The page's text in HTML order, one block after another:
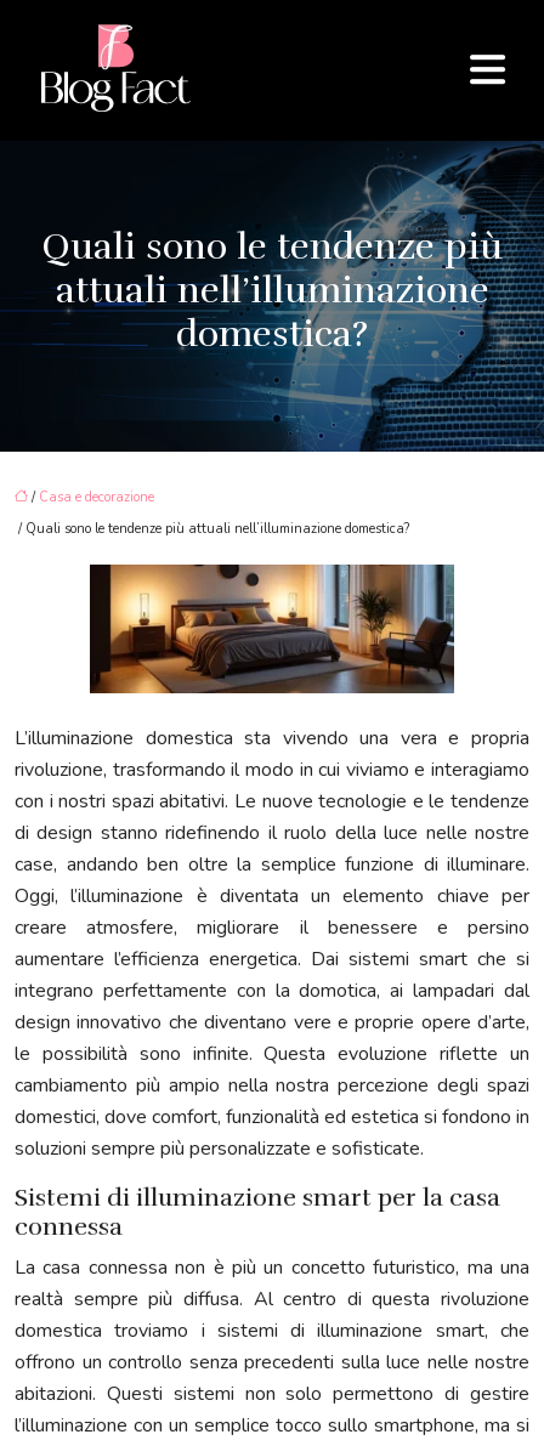
Quali sono le tendenze più
attuali nell’illuminazione
domestica?
/ Casa e decorazione
/ Quali sono le tendenze più attuali nell’illuminazione domestica?
L’illuminazione domestica sta vivendo una vera e propria
rivoluzione, trasformando il modo in cui viviamo e interagiamo
con i nostri spazi abitativi. Le nuove tecnologie e le tendenze
di design stanno ridefinendo il ruolo della luce nelle nostre
case, andando ben oltre la semplice funzione di illuminare.
Oggi, l’illuminazione è diventata un elemento chiave per
creare atmosfere, migliorare il benessere e persino
aumentare l’efficienza energetica. Dai sistemi smart che si
integrano perfettamente con la domotica, ai lampadari dal
design innovativo che diventano vere e proprie opere d’arte,
le possibilità sono infinite. Questa evoluzione riflette un
cambiamento più ampio nella nostra percezione degli spazi
domestici, dove comfort, funzionalità ed estetica si fondono in
soluzioni sempre più personalizzate e sofisticate.
Sistemi di illuminazione smart per la casa
connessa
La casa connessa non è più un concetto futuristico, ma una
realtà sempre più diffusa. Al centro di questa rivoluzione
domestica troviamo i sistemi di illuminazione smart, che
offrono un controllo senza precedenti sulla luce nelle nostre
abitazioni. Questi sistemi non solo permettono di gestire
l’illuminazione con un semplice tocco sullo smartphone, ma si